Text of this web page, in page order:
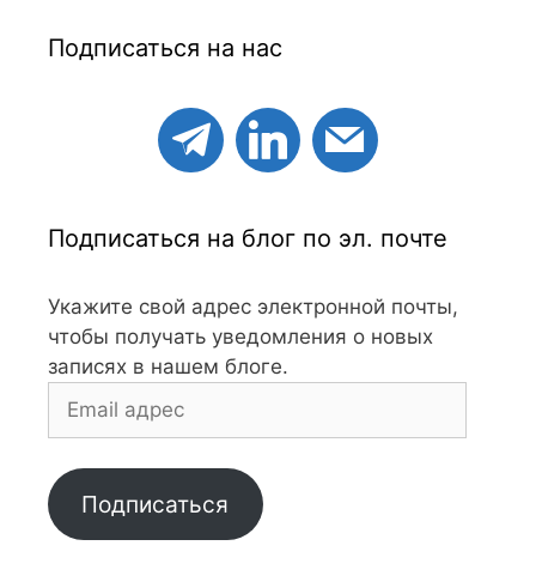
Подписаться на нас
Подписаться на блог по эл. почте
Укажите свой адрес электронной почты,
чтобы получать уведомления о новых
записях в нашем блоге.
адрес
Подписаться